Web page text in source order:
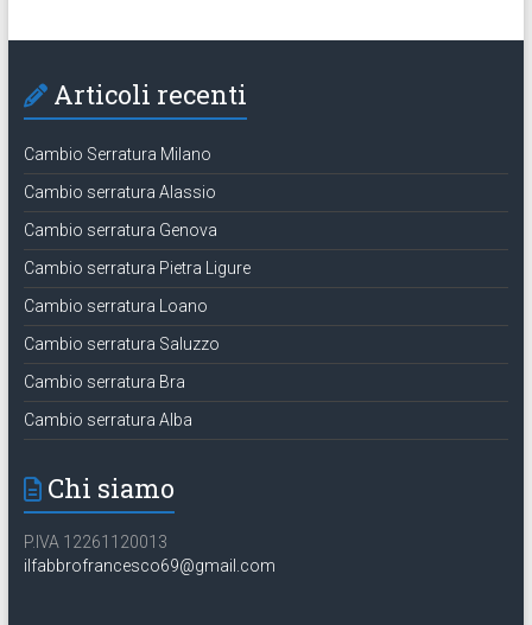
Articoli recenti
Cambio Serratura Milano
Cambio serratura Alassio
Cambio serratura Genova
Cambio serratura Pietra Ligure
Cambio serratura Loano
Cambio serratura Saluzzo
Cambio serratura Bra
Cambio serratura Alba
Chi siamo
P.IVA 12261120013
ilfabbrofrancesco69@gmail.com